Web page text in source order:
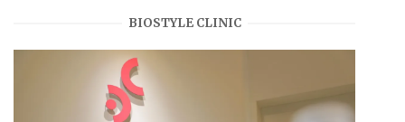
BIOSTYLE CLINIC